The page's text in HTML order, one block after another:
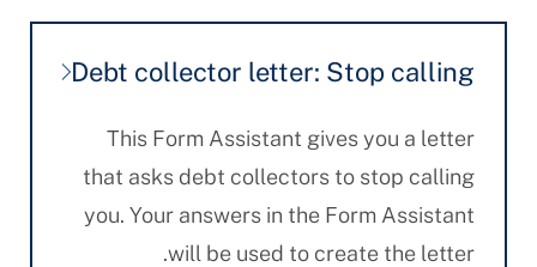
Debt collector letter: Stop calling
This Form Assistant gives you a letter
that asks debt collectors to stop calling
you. Your answers in the Form Assistant
will be used to create the letter.